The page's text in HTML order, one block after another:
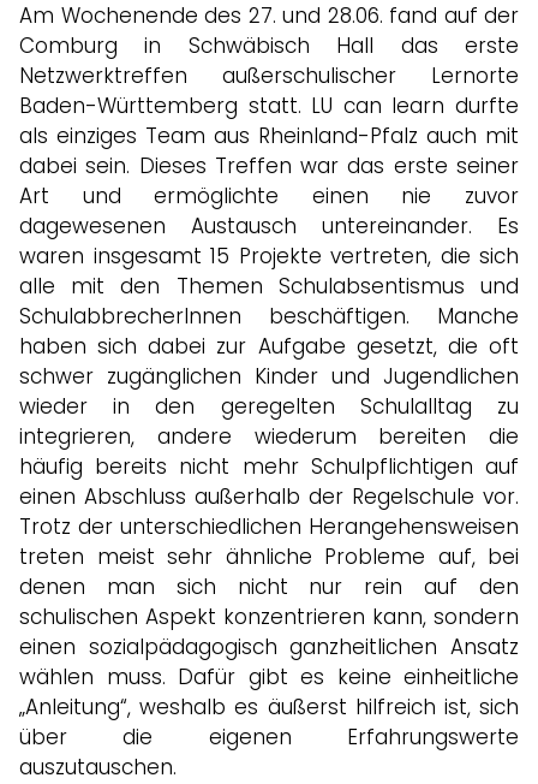
Am Wochenende des 27. und 28.06. fand auf der
Comburg in Schwäbisch Hall das erste
Netzwerktreffen außerschulischer Lernorte
Baden-Württemberg statt. LU can learn durfte
als einziges Team aus Rheinland-Pfalz auch mit
dabei sein. Dieses Treffen war das erste seiner
Art und ermöglichte einen nie zuvor
dagewesenen Austausch untereinander. Es
waren insgesamt 15 Projekte vertreten, die sich
alle mit den Themen Schulabsentismus und
SchulabbrecherInnen beschäftigen. Manche
haben sich dabei zur Aufgabe gesetzt, die oft
schwer zugänglichen Kinder und Jugendlichen
wieder in den geregelten Schulalltag zu
integrieren, andere wiederum bereiten die
häufig bereits nicht mehr Schulpflichtigen auf
einen Abschluss außerhalb der Regelschule vor.
Trotz der unterschiedlichen Herangehensweisen
treten meist sehr ähnliche Probleme auf, bei
denen man sich nicht nur rein auf den
schulischen Aspekt konzentrieren kann, sondern
einen sozialpädagogisch ganzheitlichen Ansatz
wählen muss. Dafür gibt es keine einheitliche
„Anleitung“, weshalb es äußerst hilfreich ist, sich
über die eigenen Erfahrungswerte
auszutauschen.